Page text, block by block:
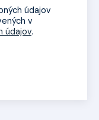
údajov
v
údajov.